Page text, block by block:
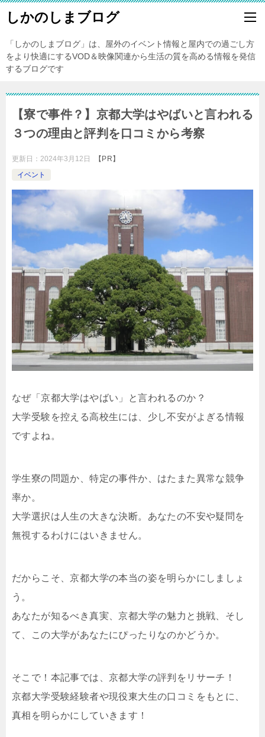
しかのしまブログ
「しかのしまブログ」は、屋外のイベント情報と屋内での過ごし方
をより快適にするVOD＆映像関連から生活の質を高める情報を発信
するブログです
【寮で事件？】京都大学はやばいと言われる
３つの理由と評判を口コミから考察
更新日： 2024年3月12日
イベント
【PR】
なぜ「京都大学はやばい」と言われるのか？
大学受験を控える高校生には、少し不安がよぎる情報
ですよね。
学生寮の問題か、特定の事件か、はたまた異常な競争
率か。
大学選択は人生の大きな決断。あなたの不安や疑問を
無視するわけにはいきません。
だからこそ、京都大学の本当の姿を明らかにしましょ
う。
あなたが知るべき真実、京都大学の魅力と挑戦、そし
て、この大学があなたにぴったりなのかどうか。
そこで！本記事では、京都大学の評判をリサーチ！
京都大学受験経験者や現役東大生の口コミをもとに、
真相を明らかにしていきます！